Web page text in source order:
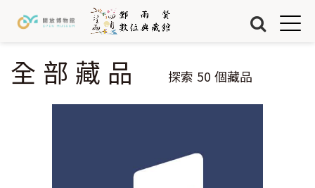
關於我們
Jump to Navigation
Jump to Main content
您在這裡
全部藏品 探索 50 個藏品